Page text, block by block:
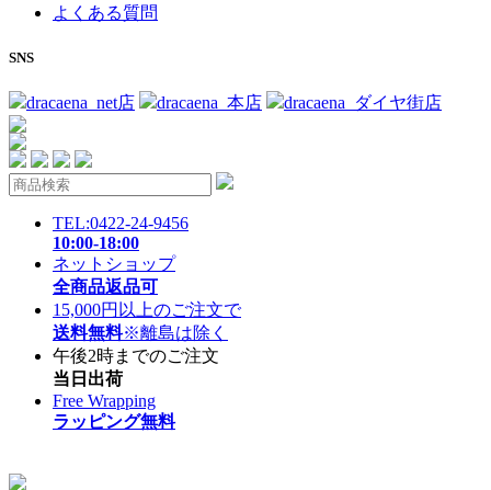
よくある質問
SNS
dracaena_net店 dracaena_本店 dracaena_ダイヤ街店
TEL:0422-24-9456
10:00-18:00
ネットショップ
全商品返品可
15,000円以上のご注文で
送料無料※離島は除く
午後2時までのご注文
当日出荷
Free Wrapping
ラッピング無料